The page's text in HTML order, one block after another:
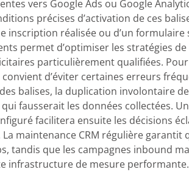
vers Google Ads ou Google
précises d’activation de ces
inscription réalisée ou d’un
permet d’optimiser les stratégies
particulièrement qualifiées.
d’éviter certaines erreurs
balises, la duplication involontaire
fausserait les données collectées.
facilitera ensuite les décisions
maintenance CRM régulière garantit
tandis que les campagnes inbound
infrastructure de mesure performante.